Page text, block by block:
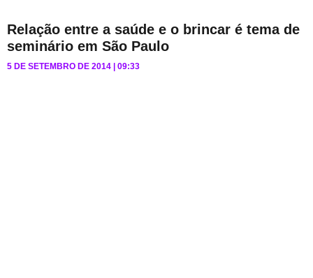
Relação entre a saúde e o brincar é tema de
seminário em São Paulo
5 DE SETEMBRO DE 2014 09:33